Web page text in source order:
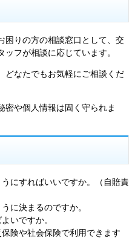
困りの方の相談窓口として、交
フが相談に応じています。
どなたでもお気軽にご相談くだ
密や個人情報は固く守られま
にすればいいですか。（自賠責
に決まるのですか。
いですか。
険や社会保険で利用できます